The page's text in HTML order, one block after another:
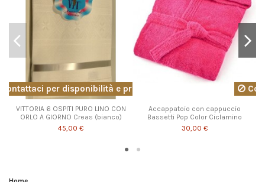
per disponibilità e prezzo
VITTORIA 6 OSPITI PURO LINO CON
ORLO A GIORNO Creas (bianco)
45,00 €
Accappatoio con cappuccio
Bassetti Pop Color Ciclamino
30,00 €